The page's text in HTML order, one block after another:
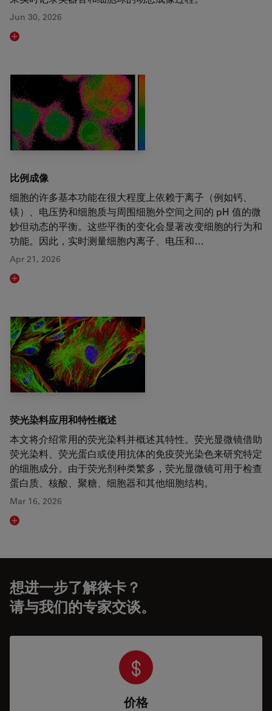
Jun 30, 2026
Read article
比例成像
细胞的许多基本功能在很大程度上依赖于离子（例如钙、
镁）、电压势和细胞质与周围细胞外空间之间的 pH 值的微
妙但动态的平衡。这些平衡的变化会显著改变细胞的行为和
功能。因此，实时测量细胞内离子、电压和…
Apr 21, 2026
Read article
荧光染料应用和特性概述
本文将介绍常用的荧光染料并概述其特性。荧光显微镜借助
荧光染料、荧光蛋白或使用抗体的免疫荧光染色来研究特定
的细胞成分。由于荧光剂种类繁多，荧光显微镜可用于检查
蛋白质、核酸、聚糖、细胞器和其他细胞结构。
Mar 16, 2026
Read article
想进一步了解徕卡？
请与我们的专家交谈。
价格